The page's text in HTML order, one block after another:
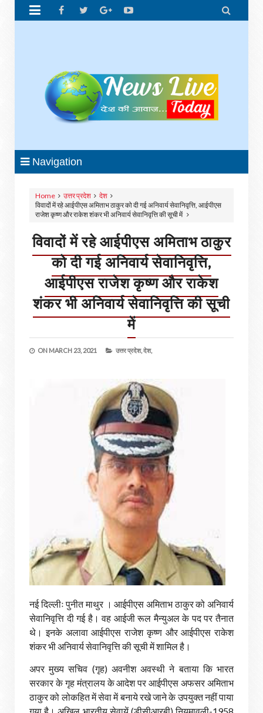
 
Navigation
Home उत्तर प्रदेश
देश
विवादों में रहे आईपीएस अमिताभ ठाकुर को दी गई अनिवार्य सेवानिवृत्ति, आईपीएस
राजेश कृष्ण और राकेश शंकर भी अनिवार्य सेवानिवृत्ति की सूची में
विवादों में रहे आईपीएस अमिताभ ठाकुर
को दी गई अनिवार्य सेवानिवृत्ति,
आईपीएस राजेश कृष्ण और राकेश
शंकर भी अनिवार्य सेवानिवृत्ति की सूची
में
ON MARCH 23, 2021 उत्तर प्रदेश,देश,
नई दिल्लीः पुनीत माथुर । आईपीएस अमिताभ ठाकुर को अनिवार्य
सेवानिवृत्ति दी गई है। वह आईजी रूल मैन्युअल के पद पर तैनात
थे। इनके अलावा आईपीएस राजेश कृष्ण और आईपीएस राकेश
शंकर भी अनिवार्य सेवानिवृत्ति की सूची में शामिल है।
अपर मुख्य सचिव (गृह) अवनीश अवस्थी ने बताया कि भारत
सरकार के गृह मंत्रालय के आदेश पर आईपीएस अफसर अमिताभ
ठाकुर को लोक​हित में सेवा में बनाये रखे जाने के उपयुक्त नहीं पाया